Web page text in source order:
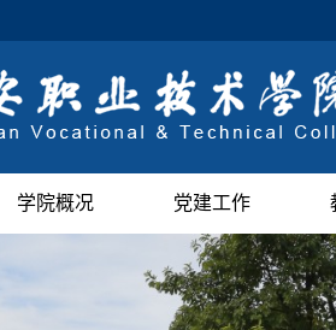
学院概况 党建工作